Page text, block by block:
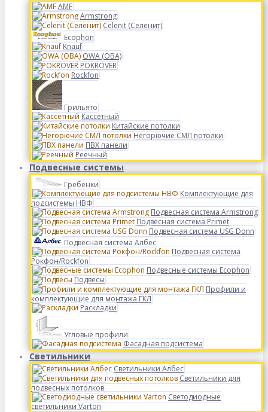
AMF
Armstrong
Celenit (Селенит)
Ecophon
Knauf
OWA (ОВА)
POKROVER
Rockfon
Грильято
Кассетный
Китайские потолки
Негорючие СМЛ потолки
ПВХ панели
Реечный
Подвесные системы
Гребенки
Комплектующие для
подсистемы НВФ
Подвесная система Armstrong
Подвесная система Primet
Подвесная система USG Donn
Подвесная система Албес
Подвесная система
Рокфон/Rockfon
Подвесные системы Ecophon
Подвесы
Профили и
комплектующие для монтажа ГКЛ
Раскладки
Угловые профили
Фасадная подсистема
Светильники
Светильники Албес
Светильники для
подвесных потолков
Светодиодные
светильники Varton